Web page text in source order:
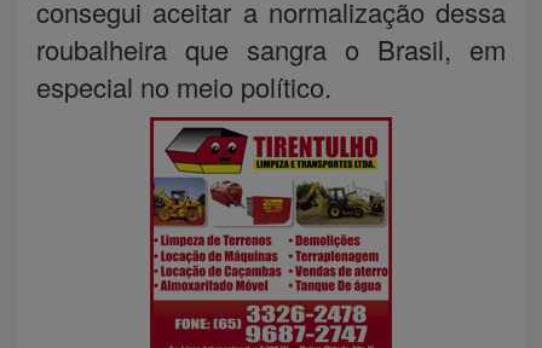
consegui aceitar a normalização dessa
roubalheira que sangra o Brasil, em
especial no meio político.